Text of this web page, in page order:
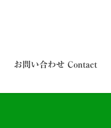
お問い合わせ Contact